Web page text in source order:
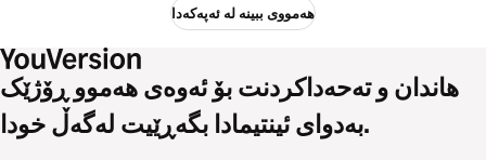
هەمووی ببینە لە ئەپەکەدا
هاندان و تەحەداکردنت بۆ ئەوەی هەموو ڕۆژێک
بەدوای ئینتیمادا بگەڕێیت لەگەڵ خودا.